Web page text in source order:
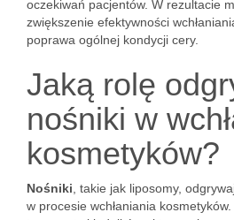
oczekiwań pacjentów. W rezultacie
zwiększenie efektywności
poprawa ogólnej kondycji cery.
Jaką rolę
nośniki w
kosmetyków?
Nośniki , takie jak liposomy,
w procesie wchłaniania